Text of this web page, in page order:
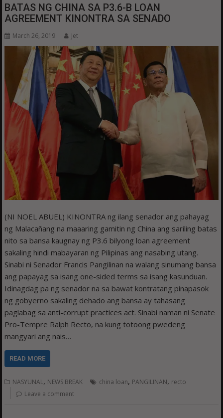
BATAS NG CHINA SA P3.6-B LOAN
AGREEMENT KINONTRA SA SENADO
March 26, 2019 Jet
(NI NOEL ABUEL) KINONTRA ng ilang senador ang pahayag
ng Malacañang na maaaring gamitin ng China ang sariling batas
nito sa bansa kaugnay ng P3.6 bilyong loan agreement
sakaling hindi mabayaran ng Pilipinas ang nasabing utang.
Sinabi ni Senador Francis Pangilinan na walang sinumang bansa
ang papayag sa isang one-sided terms sa isang kasunduan.
Idinagdag pa ng senador na sa bawat kontratang pinapasok
ng gobyerno sakaling dehado ang bansa ay tahasang
paglabag sa anti-corrupt practices act. Sinabi naman ni Senate
Pro-Tempre Ralph Recto, na kung totoong pwedeng
mangyari ang nais…
READ MORE
NASYUNAL, NEWS BREAK china loan, PANGILINAN, recto
Leave a comment